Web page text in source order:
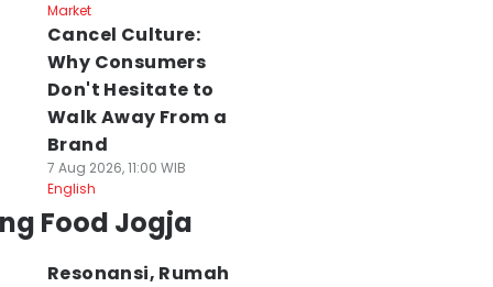
Market
Cancel Culture:
Why Consumers
Don't Hesitate to
Walk Away From a
Brand
7 Aug 2026, 11:00 WIB
English
Food Jogja
Resonansi, Rumah